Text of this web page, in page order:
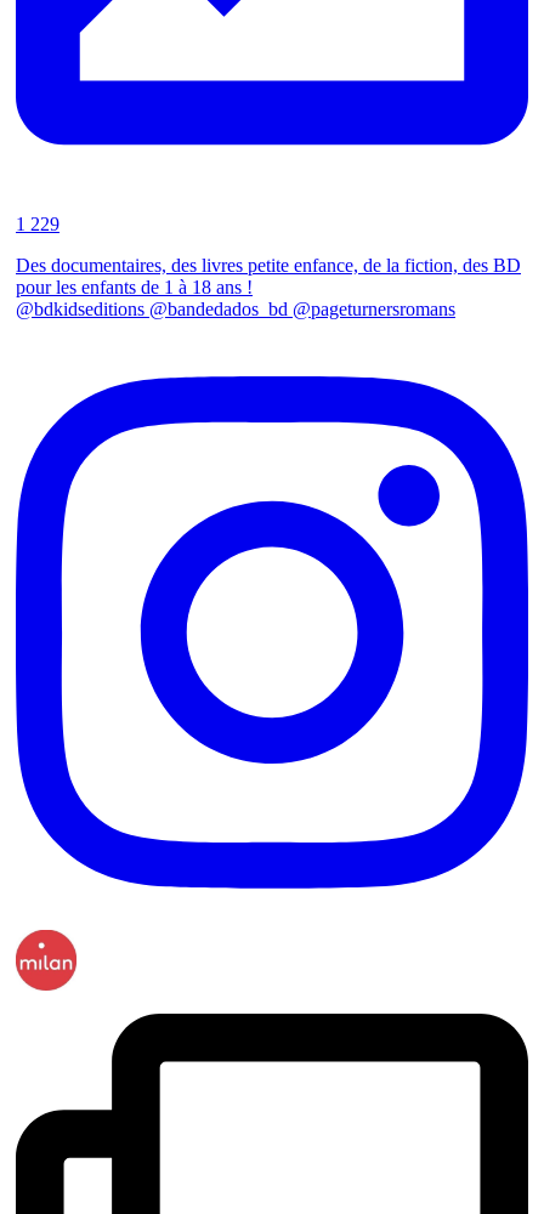
1 229
Des documentaires, des livres petite enfance, de la fiction, des BD
pour les enfants de 1 à 18 ans !
@bdkidseditions @bandedados_bd @pageturnersromans